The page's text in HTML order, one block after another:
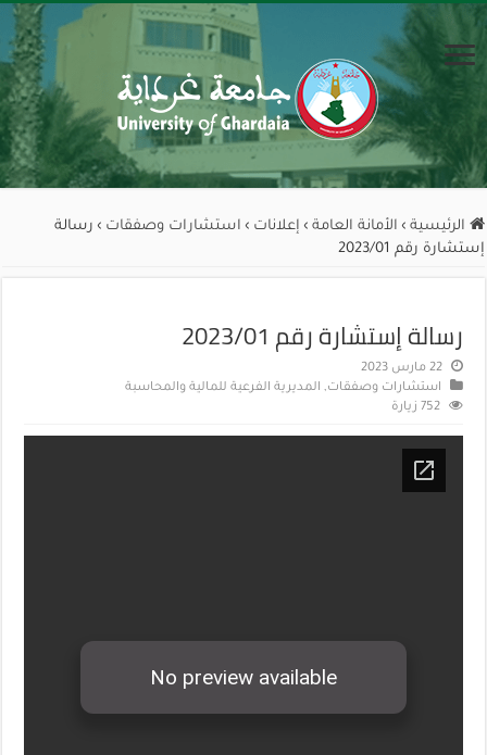
الرئيسية › الأمانة العامة › إعلانات › استشارات وصفقات › رسالة
إستشارة رقم 2023/01
رسالة إستشارة رقم 2023/01
22 مارس 2023
استشارات وصفقات, المديرية الفرعية للمالية والمحاسبة
752 زيارة